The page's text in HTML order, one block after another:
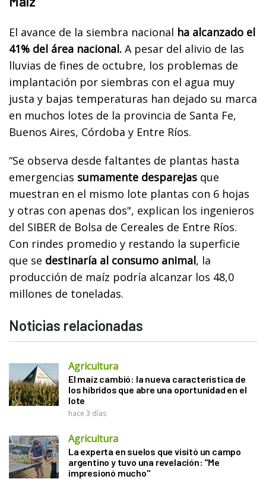
El avance de la siembra nacional ha alcanzado el
41% del área nacional. A pesar del alivio de las
lluvias de fines de octubre, los problemas de
implantación por siembras con el agua muy
justa y bajas temperaturas han dejado su marca
en muchos lotes de la provincia de Santa Fe,
Buenos Aires, Córdoba y Entre Ríos.
“Se observa desde faltantes de plantas hasta
emergencias sumamente desparejas que
muestran en el mismo lote plantas con 6 hojas
y otras con apenas dos", explican los ingenieros
del SIBER de Bolsa de Cereales de Entre Ríos.
Con rindes promedio y restando la superficie
que se destinaría al consumo animal, la
producción de maíz podría alcanzar los 48,0
millones de toneladas.
Noticias relacionadas
Agricultura
El maíz cambió: la nueva característica de
los híbridos que abre una oportunidad en el
lote
hace 3 días
Agricultura
La experta en suelos que visitó un campo
argentino y tuvo una revelación: "Me
impresionó mucho"